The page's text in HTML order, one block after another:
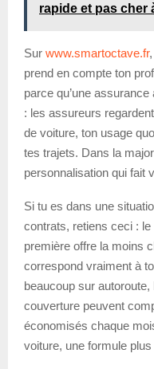
rapide et pas cher
Sur www.smartoctave.fr
prend en compte ton
parce qu’une
: les assureurs
de voiture, ton usage
tes trajets. Dans la
personnalisation qui fait
Si tu es dans une
contrats, retiens ceci : le
première offre la moins
correspond vraiment à
beaucoup sur autoroute,
couverture peuvent
économisés chaque
voiture, une formule